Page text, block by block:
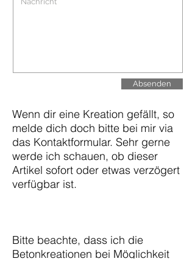
Wenn dir eine Kreation gefällt, so
melde dich doch bitte bei mir via
das Kontaktformular. Sehr gerne
werde ich schauen, ob dieser
Artikel sofort oder etwas verzögert
verfügbar ist.
Bitte beachte, dass ich die
Betonkreationen bei Möglichkeit
Absenden